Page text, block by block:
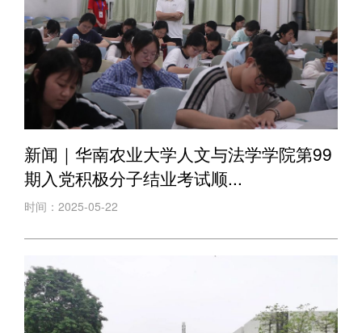
新闻｜华南农业大学人文与法学学院第99
期入党积极分子结业考试顺...
时间：2025-05-22